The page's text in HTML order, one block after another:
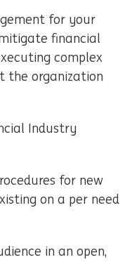
for your
financial
complex
the organization
Industry
for new
on a per need
in an open,